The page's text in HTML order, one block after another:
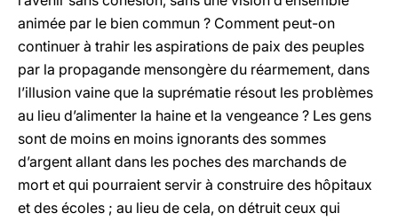
animée par le bien commun ? Comment peut-on
continuer à trahir les aspirations de paix des peuples
par la propagande mensongère du réarmement, dans
l’illusion vaine que la suprématie résout les problèmes
au lieu d’alimenter la haine et la vengeance ? Les gens
sont de moins en moins ignorants des sommes
d’argent allant dans les poches des marchands de
mort et qui pourraient servir à construire des hôpitaux
et des écoles ; au lieu de cela, on détruit ceux qui